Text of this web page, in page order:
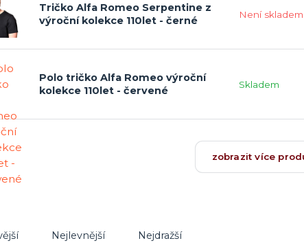
Tričko Alfa Romeo Serpentine z
výroční kolekce 110let - černé
Není skladem
Polo tričko Alfa Romeo výroční
kolekce 110let - červené
Skladem
zobrazit více
Nejlevnější Nejdražší